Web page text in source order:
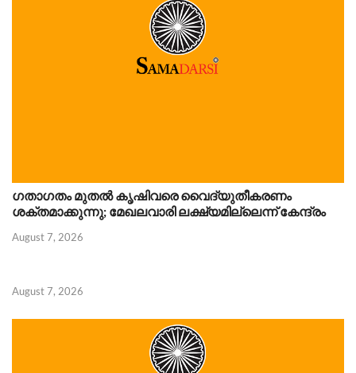
ഗതാഗതം മുതൽ കൃഷിവരെ വൈദ്യുതീകരണം
ശക്തമാക്കുന്നു; മേഖലവാരി ലക്ഷ്യമില്ലെന്ന് കേന്ദ്രം
August 7, 2026
August 7, 2026